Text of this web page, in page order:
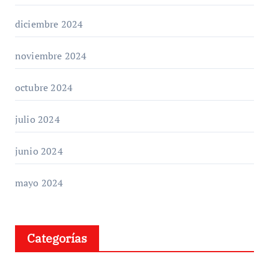
diciembre 2024
noviembre 2024
octubre 2024
julio 2024
junio 2024
mayo 2024
Categorías